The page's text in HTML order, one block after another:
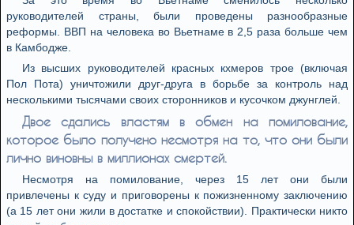
руководителей страны, были проведены разнообразные
реформы. ВВП на человека во Вьетнаме в 2,5 раза больше чем
в Камбодже.
Из высших руководителей красных кхмеров трое (включая
Пол Пота) уничтожили друг-друга в борьбе за контроль над
несколькими тысячами своих сторонников и кусочком джунглей.
Двое сдались властям в обмен на помилование,
которое было получено несмотря на то, что они были
лично виновны в миллионах смертей.
Несмотря на помилование, через 15 лет они были
привлечены к суду и приговорены к пожизненному заключению
(а 15 лет они жили в достатке и спокойствии). Практически никто